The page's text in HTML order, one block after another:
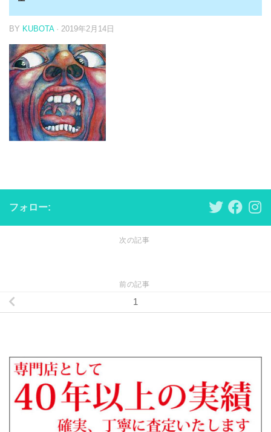
BY KUBOTA · 2019年2月14日
フォロー:
次の記事
前の記事
1